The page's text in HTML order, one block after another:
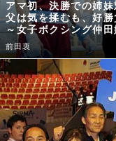
アマ初、決勝での姉
父は気を揉むも、好勝
～女子ボクシング仲
前田衷